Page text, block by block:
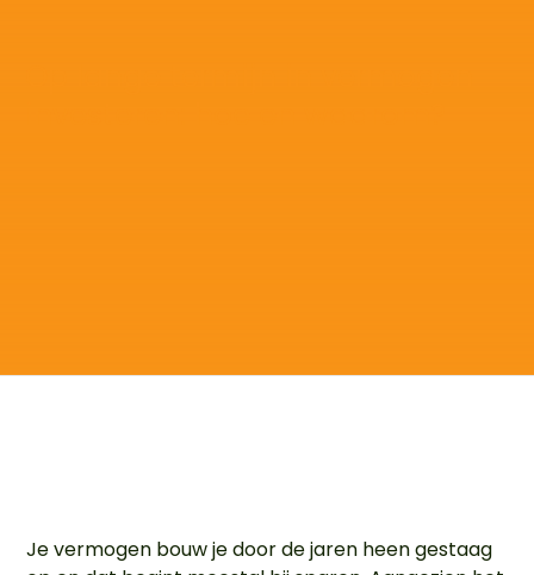
Je vermogen bouw je door de jaren heen gestaag